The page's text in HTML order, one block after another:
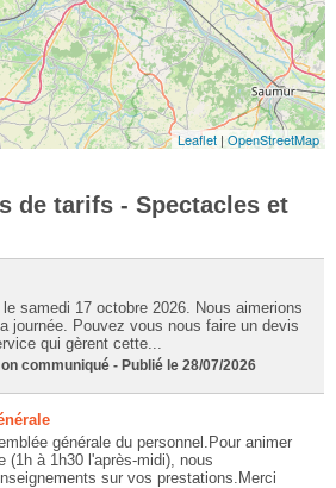
Leaflet |OpenStreetMap
de tarifs - Spectacles et
samedi 17 octobre 2026. Nous aimerions
journée. Pouvez vous nous faire un devis
qui gèrent cette...
communiqué - Publié le 28/07/2026
générale du personnel.Pour animer
(1h à 1h30 l'après-midi), nous
sur vos prestations.Merci